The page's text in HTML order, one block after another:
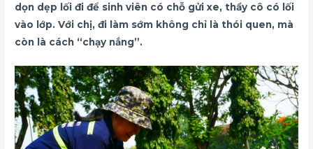
dọn dẹp lối đi để sinh viên có chỗ gửi xe, thầy cô có lối
vào lớp. Với chị, đi làm sớm không chỉ là thói quen, mà
còn là cách “chạy nắng”.